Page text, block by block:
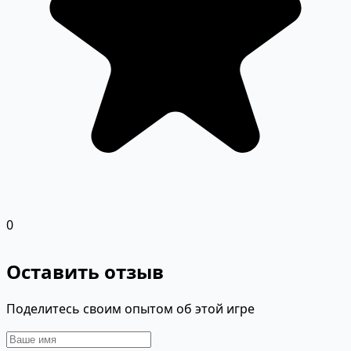
0
Оставить отзыв
Поделитесь своим опытом об этой игре